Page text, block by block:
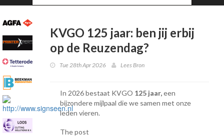
KVGO 125 jaar: ben jij erbij
op de Reuzendag?
Tue 28th Apr 2026 Lees Bron
In 2026 bestaat KVGO 125 jaar,een
bijzondere mijlpaal die we samen met onze
leden vieren.
The post